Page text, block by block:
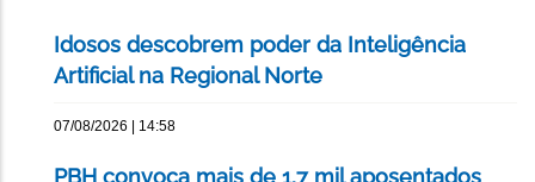
Idosos descobrem poder da Inteligência
Artificial na Regional Norte
07/08/2026 | 14:58